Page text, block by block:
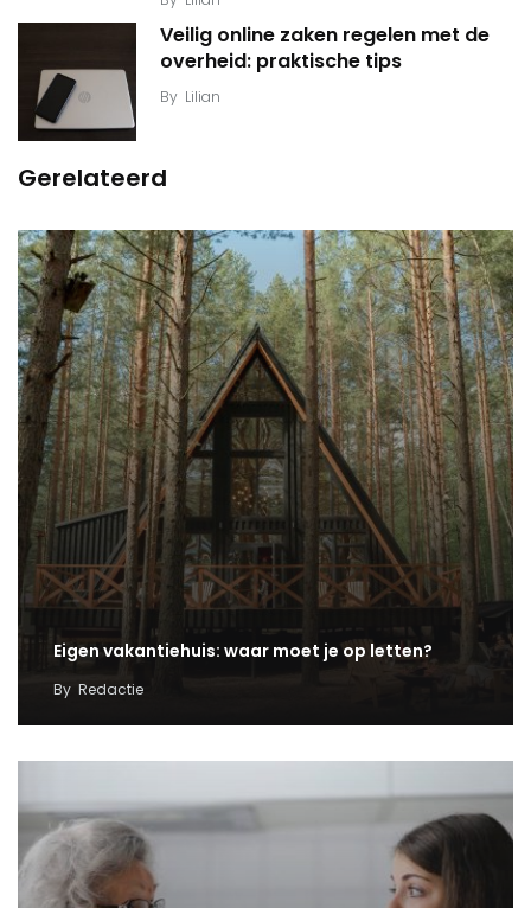
Veilig online zaken regelen met de
overheid: praktische tips
By Lilian
Gerelateerd
Eigen vakantiehuis: waar moet je op letten?
By Redactie